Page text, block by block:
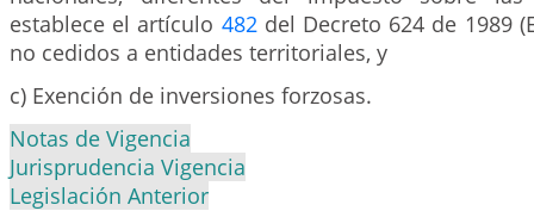
establece el artículo 482del Decreto 624 de 1989
no cedidos a entidades territoriales, y
c) Exención de inversiones forzosas.
Notas de Vigencia
Jurisprudencia Vigencia
Legislación Anterior